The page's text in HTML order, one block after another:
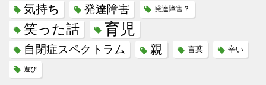
気持ち 発達障害 発達障害？
笑った話 育児
自閉症スペクトラム 親 言葉 辛い
遊び